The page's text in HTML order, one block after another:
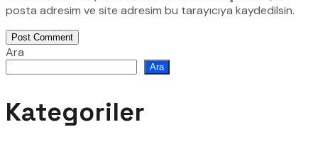
posta adresim ve site adresim bu tarayıcıya kaydedilsin.
Post Comment
Ara
Ara
Kategoriler